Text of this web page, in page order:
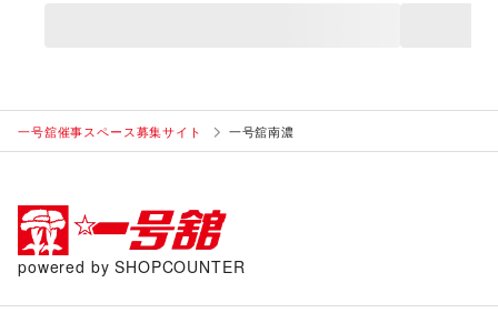
一号舘催事スペース募集サイト 一号舘南濃
powered by SHOPCOUNTER